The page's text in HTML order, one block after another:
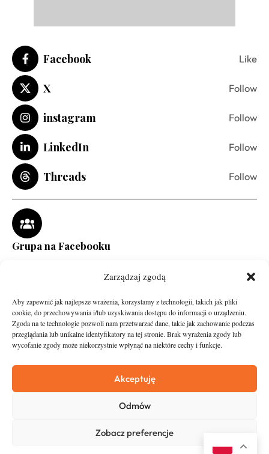
Zarządzaj zgodą
Aby zapewnić jak najlepsze wrażenia, korzystamy z technologii, takich jak pliki
cookie, do przechowywania i/lub uzyskiwania dostępu do informacji o urządzeniu.
Zgoda na te technologie pozwoli nam przetwarzać dane, takie jak zachowanie podczas
przeglądania lub unikalne identyfikatory na tej stronie. Brak wyrażenia zgody lub
wycofanie zgody może niekorzystnie wpłynąć na niektóre cechy i funkcje.
Akceptuję
Odmów
Zobacz preferencje
Facebook Like
X Follow
instagram Follow
LinkedIn Follow
Threads Follow
Grupa na Facebooku
Asfalt
O nas
Zostań Patronem
Kontakt